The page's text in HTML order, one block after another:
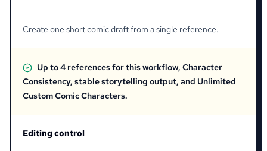
Create one short comic draft from a single reference.
Up to 4 references for this workflow, Character
Consistency, stable storytelling output, and Unlimited
Custom Comic Characters.
Editing control